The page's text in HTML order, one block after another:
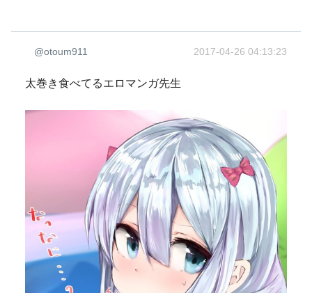
@otoum911 2017-04-26 04:13:23
太巻き食べてるエロマンガ先生